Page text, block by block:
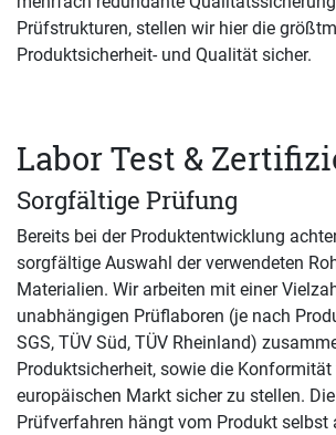
Prüfstrukturen, stellen wir hier die
Produktsicherheit- und Qualität sicher.
Labor Test &
Sorgfältige Prüfung
Bereits bei der Produktentwicklung
sorgfältige Auswahl der verwendeten
Materialien. Wir arbeiten mit einer
unabhängigen Prüflaboren (je nach
SGS, TÜV Süd, TÜV Rheinland)
Produktsicherheit, sowie die Konformität
europäischen Markt sicher zu stellen.
Prüfverfahren hängt vom Produkt selbst